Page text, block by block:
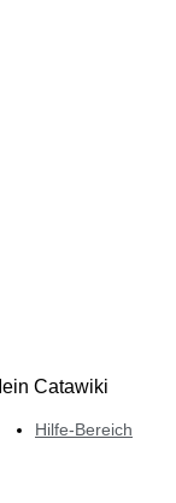
Catawiki
Hilfe-Bereich